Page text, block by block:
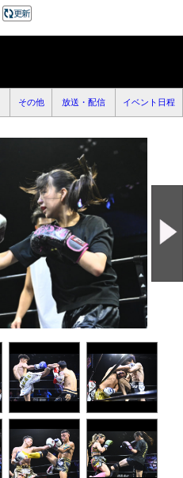
その他 放送・配信 イベント日程